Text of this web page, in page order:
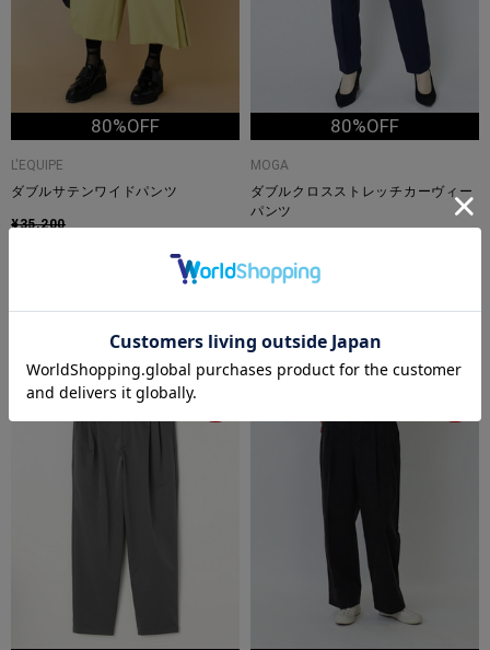
80%OFF
L'EQUIPE
ダブルサテンワイドパンツ
¥35,200
80%OFF
MOGA
ダブルクロスストレッチカーヴィー
パンツ
¥5,940